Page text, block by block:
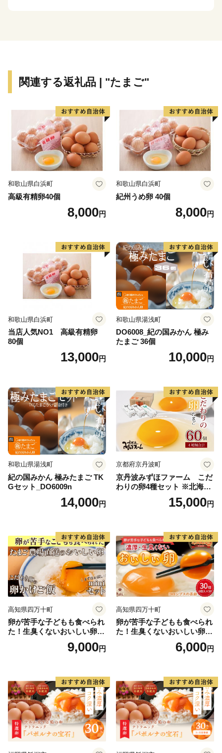
関連する返礼品 | "たまご"
和歌山県白浜町
高級有精卵40個
8,000円
和歌山県白浜町
紀州うめ卵 40個
8,000円
和歌山県白浜町
当店人気NO1 高級有精卵
80個
13,000円
和歌山県湯浅町
DO6008_紀の国みかん 極み
たまご 36個
10,000円
和歌山県湯浅町
紀の国みかん 極みたまご TK
Gセット_DO6009n
14,000円
京都府京丹波町
京丹波みずほファーム こだ
わりの卵4種セット ※北海
道・沖縄・その他離島は配送
15,000円
高知県四万十町
卵が苦手な子どもも食べられ
た！生臭くないおいしい卵を
味わう卵かけご飯ミニセット
(卵6個×2P、お米2合×1P、醤
9,000円
高知県四万十町
卵が苦手な子どもも食べられ
た！生臭くないおいしい卵 6
個入×5P／Gbn-A036,000円